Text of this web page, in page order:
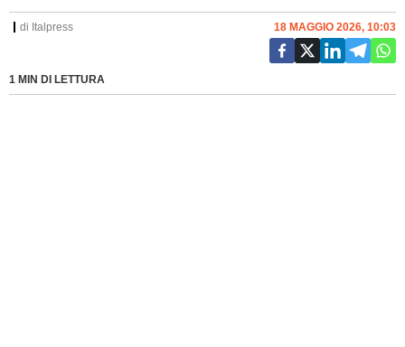
di Italpress
1 MIN DI LETTURA
18 MAGGIO 2026, 10:03